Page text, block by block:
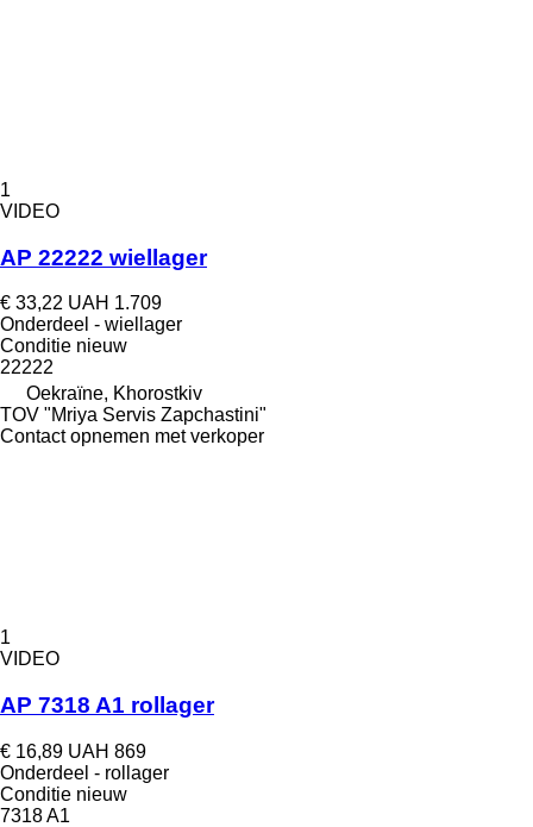
1
VIDEO
AP 22222 wiellager
€ 33,22 UAH 1.709
Onderdeel - wiellager
Conditie nieuw
22222
Oekraïne, Khorostkiv
TOV "Mriya Servis Zapchastini"
Contact opnemen met verkoper
1
VIDEO
AP 7318 A1 rollager
€ 16,89 UAH 869
Onderdeel - rollager
Conditie nieuw
7318 A1